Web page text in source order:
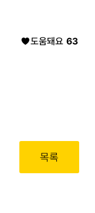
도움돼요 63
목록